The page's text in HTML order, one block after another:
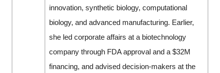
innovation, synthetic biology, computational
biology, and advanced manufacturing. Earlier,
she led corporate affairs at a biotechnology
company through FDA approval and a $32M
financing, and advised decision-makers at the